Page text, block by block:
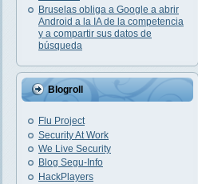
Bruselas obliga a Google a abrir
Android a la IA de la competencia
y a compartir sus datos de
búsqueda
Blogroll
Flu Project
Security At Work
We Live Security
Blog Segu-Info
HackPlayers